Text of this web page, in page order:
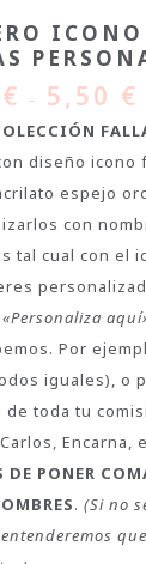
ICONO
€ – 5,50 €
diseño icono
espejo
con
tal cual con el
«Personaliza
Por
iguales), o
de toda tu
Encarna,
DE PONER
. (Si no